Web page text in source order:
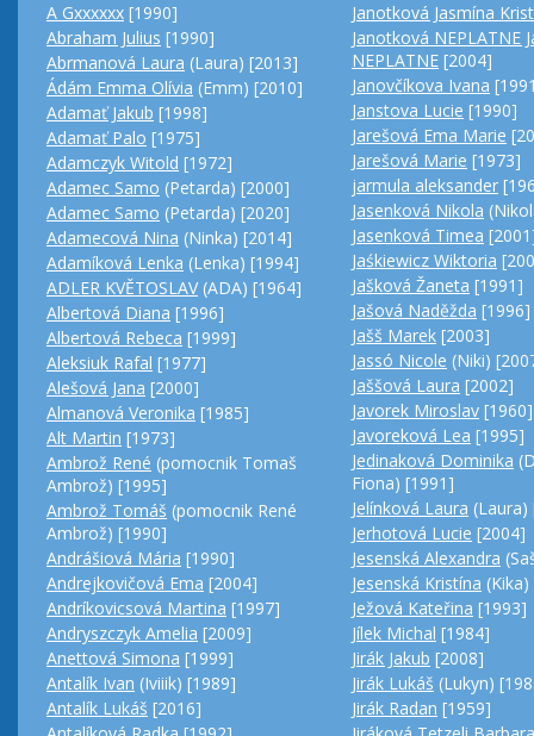
A Gxxxxxx [1990]
Abraham Julius [1990]
Abrmanová Laura (Laura) [2013]
Ádám Emma Olívia (Emm) [2010]
Adamať Jakub [1998]
Adamať Palo [1975]
Adamczyk Witold [1972]
Adamec Samo (Petarda) [2000]
Adamec Samo (Petarda) [2020]
Adamecová Nina (Ninka) [2014]
Adamíková Lenka (Lenka) [1994]
ADLER KVĚTOSLAV(ADA) [1964]
Albertová Diana [1996]
Albertová Rebeca [1999]
Aleksiuk Rafal [1977]
Alešová Jana [2000]
Almanová Veronika [1985]
Alt Martin [1973]
Ambrož René (pomocnik Tomaš
Ambrož) [1995]
Ambrož Tomáš (pomocnik René
Ambrož) [1990]
Andrášiová Mária [1990]
Andrejkovičová Ema [2004]
Andríkovicsová Martina [1997]
Andryszczyk Amelia [2009]
Anettová Simona [1999]
Antalík Ivan (Iviiik) [1989]
Antalík Lukáš [2016]
Janotková Jasmína
Janotková NEPLATNE
NEPLATNE [2004]
Janovčíkova Ivana
Janstova Lucie [1990]
Jarešová Ema Marie
Jarešová Marie [1973]
jarmula aleksander
Jasenková Nikola
Jasenková Timea
Jaśkiewicz Wiktoria
Jašková Žaneta [1991]
Jašová Naděžda [1996]
Jašš Marek [2003]
Jassó Nicole (Niki)
Jaššová Laura [2002]
Javorek Miroslav [1960]
Javoreková Lea [1995]
Jedinaková Dominika
Fiona) [1991]
Jelínková Laura
Jerhotová Lucie [2004]
Jesenská Alexandra
Jesenská Kristína
Ježová Kateřina [1993]
Jílek Michal [1984]
Jirák Jakub [2008]
Jirák Lukáš (Lukyn)
Jirák Radan [1959]